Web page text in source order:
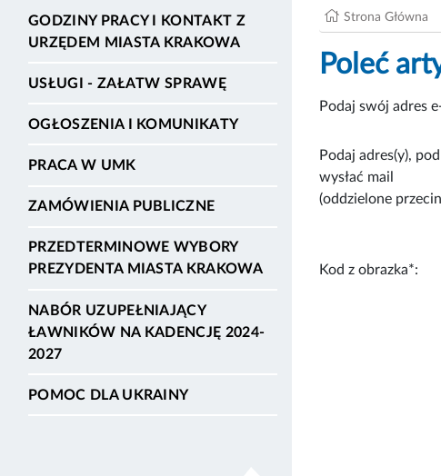
GODZINY PRACY I KONTAKT Z
URZĘDEM MIASTA KRAKOWA
USŁUGI - ZAŁATW SPRAWĘ
OGŁOSZENIA I KOMUNIKATY
PRACA W UMK
ZAMÓWIENIA PUBLICZNE
PRZEDTERMINOWE WYBORY
PREZYDENTA MIASTA KRAKOWA
NABÓR UZUPEŁNIAJĄCY
ŁAWNIKÓW NA KADENCJĘ 2024-
2027
POMOC DLA UKRAINY
Strona Główna
Poleć
Podaj swój adres
Podaj adres(y),
wysłać mail
(oddzielone
Kod z obrazka*: